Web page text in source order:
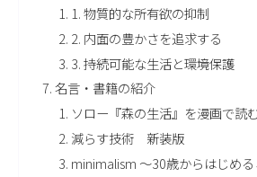
1. 物質的な所有欲の抑制
2. 内面の豊かさを追求する
3. 持続可能な生活と環境保護
名言・書籍の紹介
ソロー『森の生活』を漫画で読
減らす技術 新装版
minimalism 〜30歳からはじめ